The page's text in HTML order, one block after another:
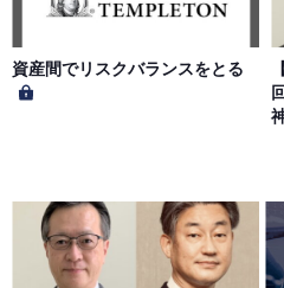
とします。会員は、当社著作
送信、譲渡、翻案および翻訳
侵害する行為を行ってはならな
第６条（サービス内容の停止
サイトのサービス内容を変更す
第７条（個人情報の取扱い）
資産間でリスクバランスをとる